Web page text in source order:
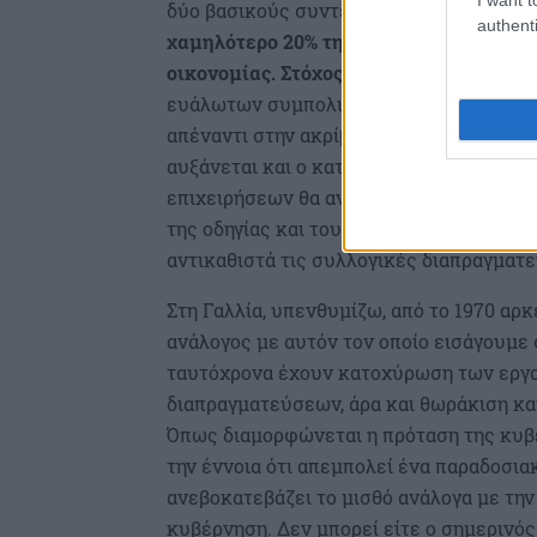
δύο βασικούς συντελεστές. Ο
ένας
χαμηλότερο 20% της εισοδηματικής
οικονομίας. Στόχος του Υπουργείου
ευάλωτων συμπολιτών μας, τόσο να
απέναντι στην ακρίβεια ενώ, όσο
αυξάνεται και ο κατώτατος μισθός
επιχειρήσεων θα αντανακλώνται και
της οδηγίας και του σχεδίου νόμου από
αντικαθιστά τις συλλογικές
Στη Γαλλία, υπενθυμίζω, από το 1970
ανάλογος με αυτόν τον οποίο
ταυτόχρονα έχουν κατοχύρωση των
διαπραγματεύσεων, άρα και θωράκιση
Όπως διαμορφώνεται η πρόταση της
την έννοια ότι απεμπολεί ένα
ανεβοκατεβάζει το μισθό ανάλογα με
κυβέρνηση. Δεν μπορεί είτε ο